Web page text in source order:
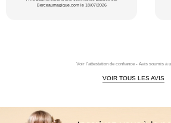
Berceaumagique.com le 18/07/2026
Voir l'attestation de confiance - Avis soumis à
VOIR TOUS LES AVIS